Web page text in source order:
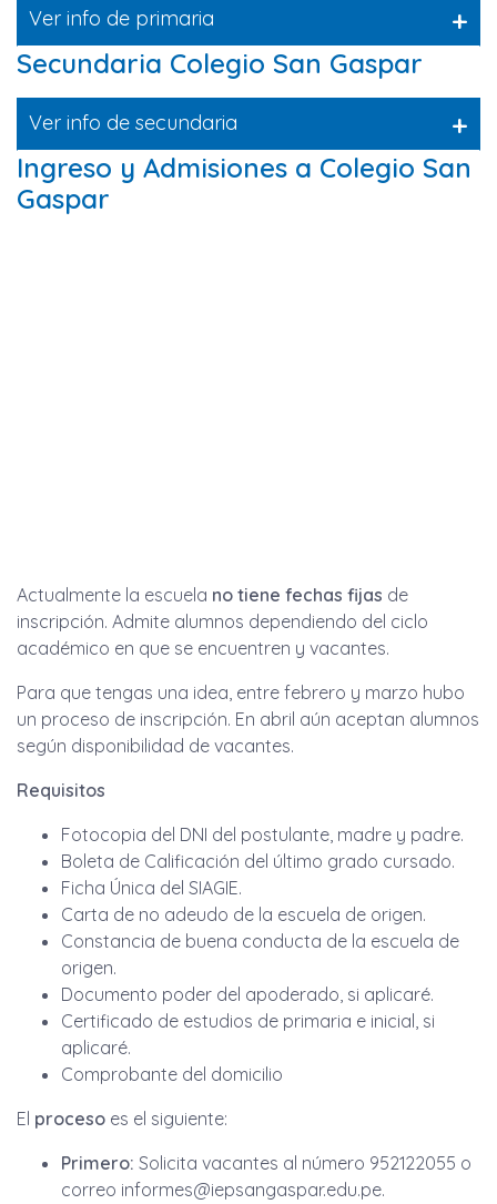
Ver info de primaria +
Secundaria Colegio San Gaspar
Ver info de secundaria +
Ingreso y Admisiones a Colegio San
Gaspar
Actualmente la escuela no tiene fechas fijas de
inscripción. Admite alumnos dependiendo del ciclo
académico en que se encuentren y vacantes.
Para que tengas una idea, entre febrero y marzo hubo
un proceso de inscripción. En abril aún aceptan alumnos
según disponibilidad de vacantes.
Requisitos
Fotocopia del DNI del postulante, madre y padre.
Boleta de Calificación del último grado cursado.
Ficha Única del SIAGIE.
Carta de no adeudo de la escuela de origen.
Constancia de buena conducta de la escuela de
origen.
Documento poder del apoderado, si aplicaré.
Certificado de estudios de primaria e inicial, si
aplicaré.
Comprobante del domicilio
El proceso es el siguiente:
Primero: Solicita vacantes al número 952122055 o
correo informes@iepsangaspar.edu.pe.